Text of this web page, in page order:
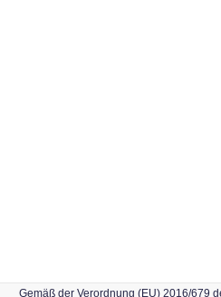
Gemäß der Verordnung (EU) 2016/679